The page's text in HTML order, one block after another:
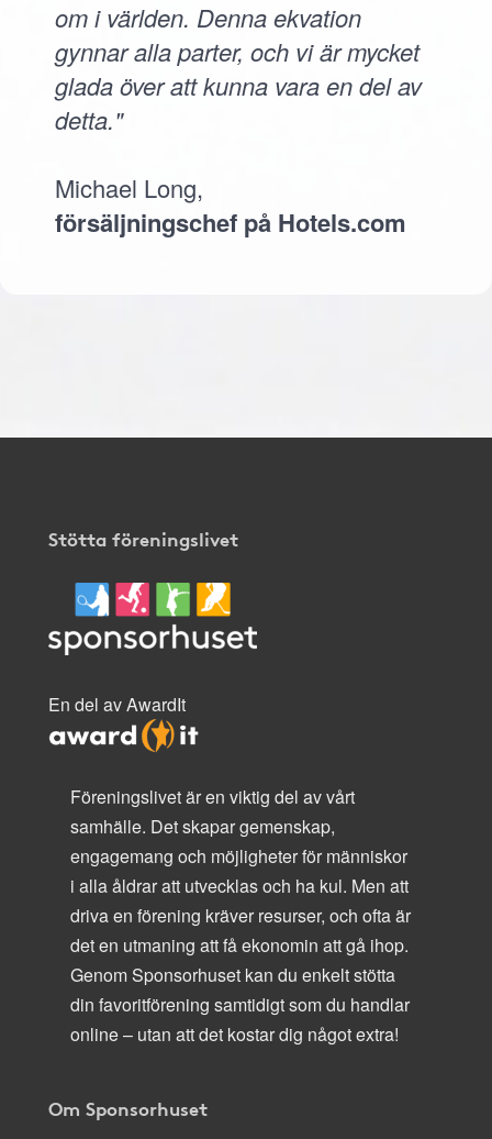
om i världen. Denna ekvation
gynnar alla parter, och vi är mycket
glada över att kunna vara en del av
detta."
Michael Long,
försäljningschef på Hotels.com
Stötta föreningslivet
En del av AwardIt
Föreningslivet är en viktig del av vårt
samhälle. Det skapar gemenskap,
engagemang och möjligheter för människor
i alla åldrar att utvecklas och ha kul. Men att
driva en förening kräver resurser, och ofta är
det en utmaning att få ekonomin att gå ihop.
Genom Sponsorhuset kan du enkelt stötta
din favoritförening samtidigt som du handlar
online – utan att det kostar dig något extra!
Om Sponsorhuset